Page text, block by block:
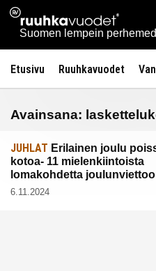
Siirry
sisältöön
Ruuhkavuodet.fi
Suomen lempein
Etusivu Ruuhkavuodet
Avainsana:
JUHLAT Erilainen joulu
kotoa- 11 mielenkiintoista
lomakohdetta
6.11.2024